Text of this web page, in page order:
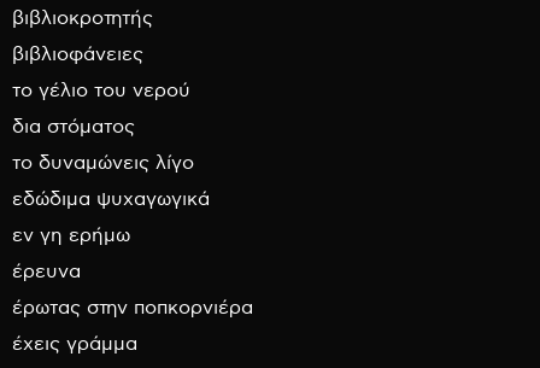
βιβλιοκροτητής
βιβλιοφάνειες
το γέλιο του νερού
δια στόματος
το δυναμώνεις λίγο
εδώδιμα ψυχαγωγικά
εν γη ερήμω
έρευνα
έρωτας στην ποπκορνιέρα
έχεις γράμμα